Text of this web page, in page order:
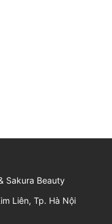
Sakura Beauty
Liên, Tp. Hà Nội